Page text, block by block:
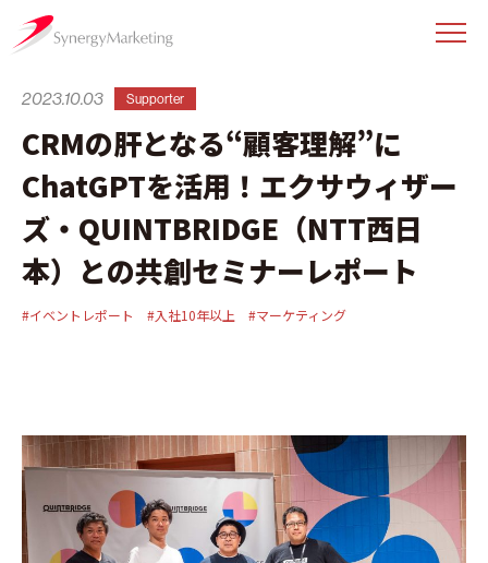
CRMの肝となる“顧客理解”に
ChatGPTを活用！エクサウィザー
ズ・QUINTBRIDGE（NTT西日
本）との共創セミナーレポート
2023.10.03 Supporter
#イベントレポート #入社10年以上 #マーケティング